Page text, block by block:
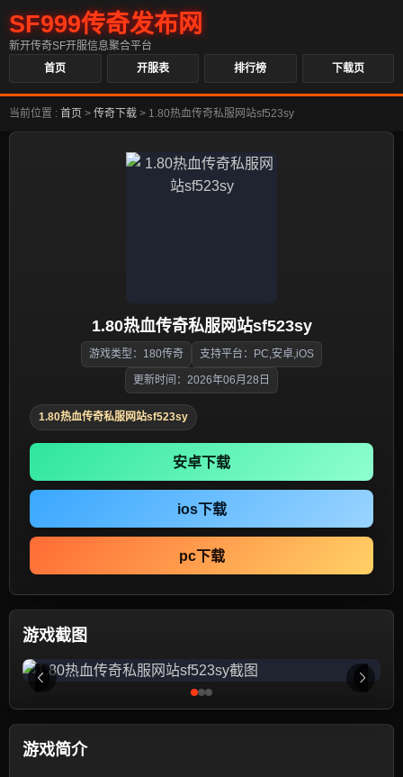
SF999传奇发布网
新开传奇SF开服信息聚合平台
首页
开服表 排行榜 下载页
当前位置 : 首页 > 传奇下载 > 1.80热血传奇私服网站sf523sy
1.80热血传奇私服网站sf523sy
游戏类型：180传奇 支持平台：PC,安卓,iOS
更新时间：2026年06月28日
1.80热血传奇私服网站sf523sy
安卓下载
ios下载
pc下载
游戏截图
游戏简介